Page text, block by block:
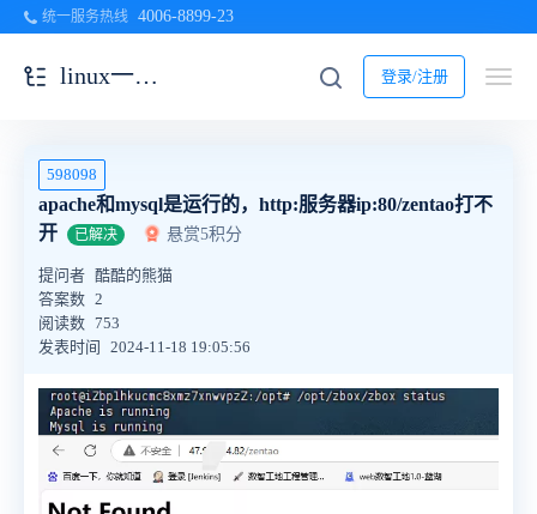
统一服务热线 4006-8899-23
登录/注册
linux一键安装包
598098
apache和mysql是运行的，http:服务器ip:80/zentao打不
开
已解决 悬赏5积分
提问者 酷酷的熊猫
答案数 2
阅读数 753
发表时间
2024-11-18 19:05:56